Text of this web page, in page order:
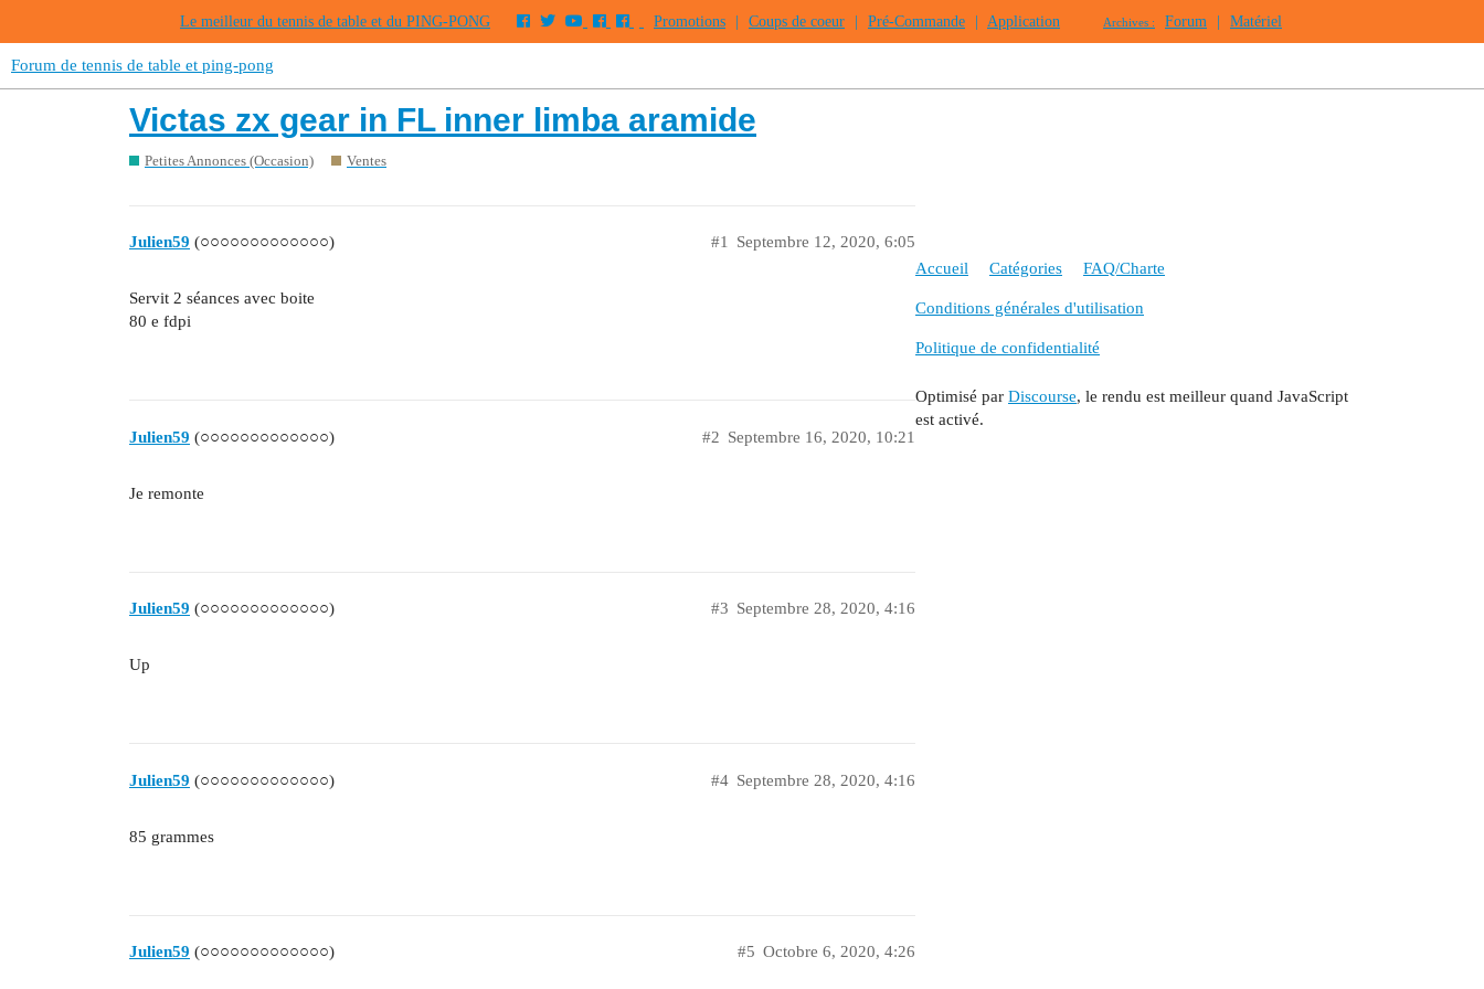
Le meilleur du tennis de table et du PING-PONG Promotions Coups de coeur Pré-Commande Application Archives : Forum Matériel
Forum de tennis de table et ping-pong
Victas zx gear in FL inner limba aramide
Petites Annonces (Occasion) Ventes
Julien59 (○○○○○○○○○○○○○) Septembre 12, 2020, 6:05
#1
Servit 2 séances avec boite
80 e fdpi
Julien59 (○○○○○○○○○○○○○) Septembre 16, 2020, 10:21
#2
Je remonte
Julien59 (○○○○○○○○○○○○○) Septembre 28, 2020, 4:16
#3
Up
Julien59 (○○○○○○○○○○○○○) Septembre 28, 2020, 4:16
#4
85 grammes
Julien59 (○○○○○○○○○○○○○) Octobre 6, 2020, 4:26
#5
Accueil Catégories FAQ/Charte
Conditions générales d'utilisation
Politique de confidentialité
Optimisé par Discourse, le rendu est meilleur quand JavaScript
est activé.